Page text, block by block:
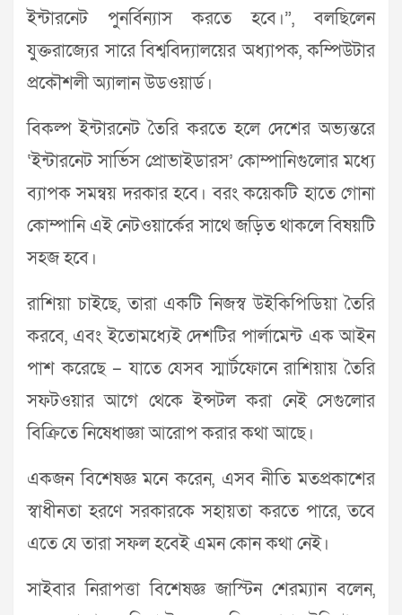
ইন্টারনেট পুনর্বিন্যাস করতে হবে।”, বলছিলেন
যুক্তরাজ্যের সারে বিশ্ববিদ্যালয়ের অধ্যাপক, কম্পিউটার
প্রকৌশলী অ্যালান উডওয়ার্ড।
বিকল্প ইন্টারনেট তৈরি করতে হলে দেশের অভ্যন্তরে
‘ইন্টারনেট সার্ভিস প্রোভাইডারস’ কোম্পানিগুলোর মধ্যে
ব্যাপক সমন্বয় দরকার হবে। বরং কয়েকটি হাতে গোনা
কোম্পানি এই নেটওয়ার্কের সাথে জড়িত থাকলে বিষয়টি
সহজ হবে।
রাশিয়া চাইছে, তারা একটি নিজস্ব উইকিপিডিয়া তৈরি
করবে, এবং ইতোমধ্যেই দেশটির পার্লামেন্ট এক আইন
পাশ করেছে – যাতে যেসব স্মার্টফোনে রাশিয়ায় তৈরি
সফটওয়ার আগে থেকে ইন্সটল করা নেই সেগুলোর
বিক্রিতে নিষেধাজ্ঞা আরোপ করার কথা আছে।
একজন বিশেষজ্ঞ মনে করেন, এসব নীতি মতপ্রকাশের
স্বাধীনতা হরণে সরকারকে সহায়তা করতে পারে, তবে
এতে যে তারা সফল হবেই এমন কোন কথা নেই।
সাইবার নিরাপত্তা বিশেষজ্ঞ জাস্টিন শেরম্যান বলেন,